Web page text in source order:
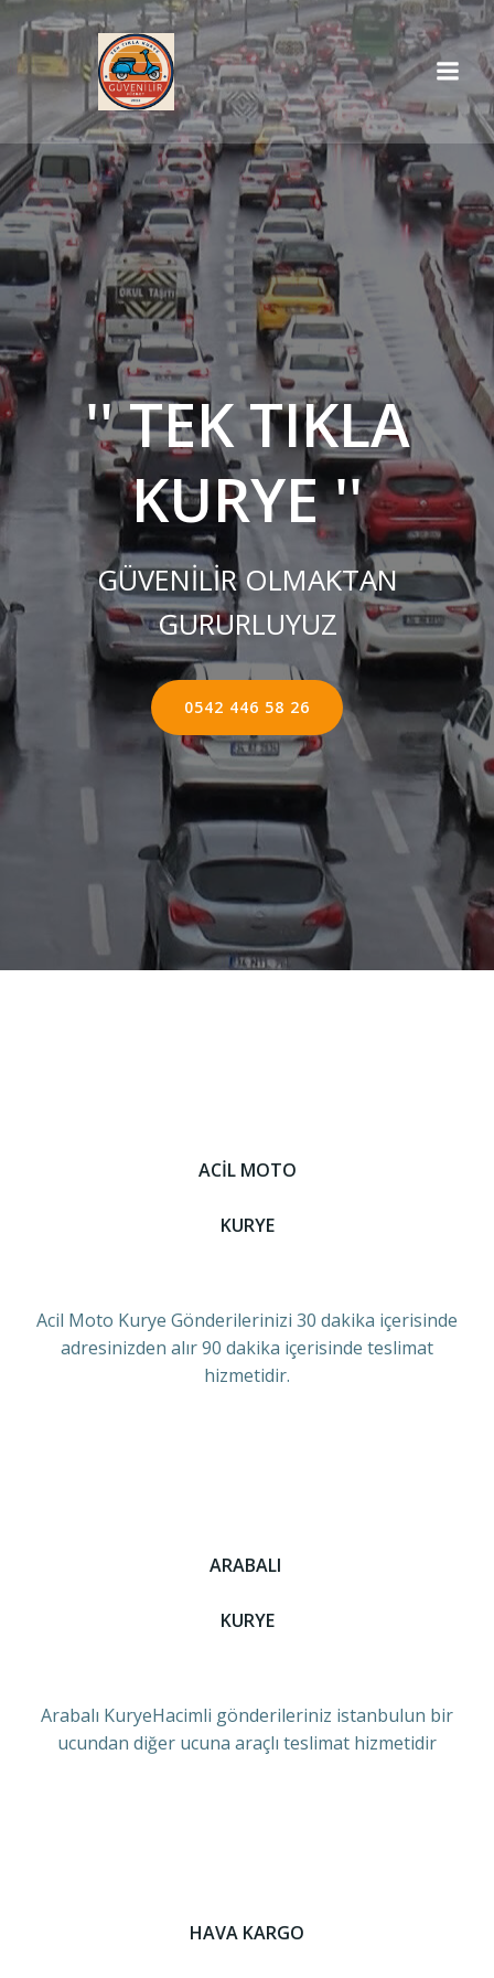
İçeriğe
geç
'' TEK TIKLA
KURYE ''
GÜVENİLİR OLMAKTAN
GURURLUYUZ
0542 446 58 26
ACİL MOTO
KURYE
Acil Moto Kurye Gönderilerinizi 30 dakika içerisinde
adresinizden alır 90 dakika içerisinde teslimat
hizmetidir.
ARABALI
KURYE
Arabalı KuryeHacimli gönderileriniz istanbulun bir
ucundan diğer ucuna araçlı teslimat hizmetidir
HAVA KARGO